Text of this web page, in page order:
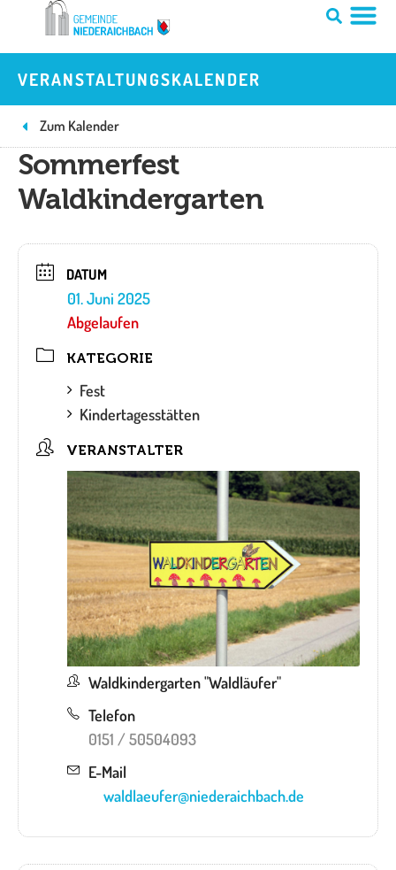
springen
VERANSTALTUNGSKALENDER
Zum Kalender
Sommerfest
Waldkindergarten
DATUM
01. Juni 2025
Abgelaufen
KATEGORIE
Fest
Kindertagesstätten
VERANSTALTER
Waldkindergarten "Waldläufer"
Telefon
0151 / 50504093
E-Mail
waldlaeufer@niederaichbach.de